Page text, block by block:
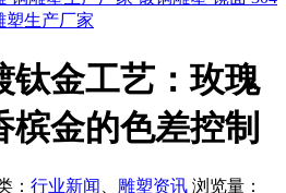
塑生产厂家
钛金工艺：玫瑰
金的色差控制
： 行业新闻 雕塑资讯 浏览量：